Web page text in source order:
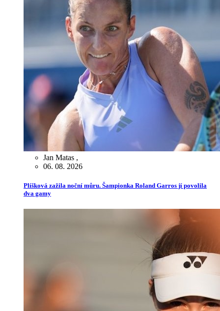
Jan Matas ,
06. 08. 2026
Plíšková zažila noční můru. Šampionka Roland Garros jí povolila
dva gamy